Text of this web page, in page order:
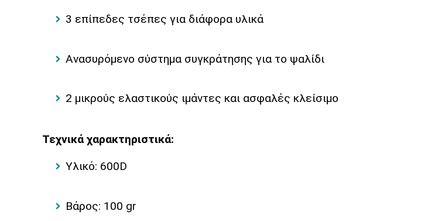
3 επίπεδες τσέπες για διάφορα υλικά
Ανασυρόμενο σύστημα συγκράτησης για το ψαλίδι
2 μικρούς ελαστικούς ιμάντες και ασφαλές κλείσιμο
Τεχνικά χαρακτηριστικά:
Υλικό: 600D
Βάρος: 100 gr